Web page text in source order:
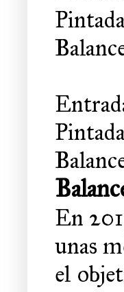
En
unas
el